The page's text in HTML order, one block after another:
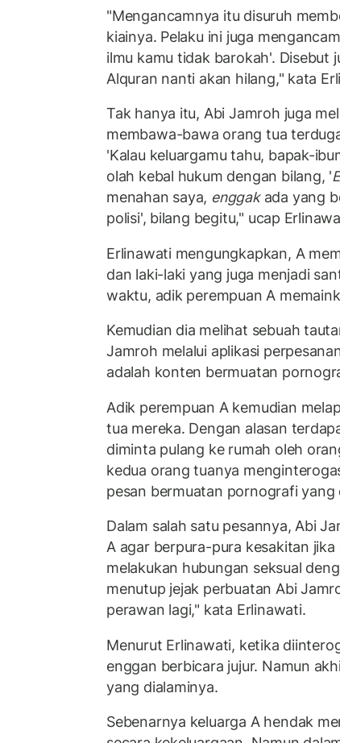
"Mengancamnya itu disuruh
kiainya. Pelaku ini juga
ilmu kamu tidak barokah'. Disebut
Alquran nanti akan hilang," kata
Tak hanya itu, Abi Jamroh juga
membawa-bawa orang tua
'Kalau keluargamu tahu, bapak-
olah kebal hukum dengan bilang, '
menahan saya, enggakada yang
polisi', bilang begitu," ucap
Erlinawati mengungkapkan, A
dan laki-laki yang juga menjadi
waktu, adik perempuan A
Kemudian dia melihat sebuah
Jamroh melalui aplikasi
adalah konten bermuatan
Adik perempuan A kemudian
tua mereka. Dengan alasan
diminta pulang ke rumah oleh
kedua orang tuanya
pesan bermuatan pornografi yang
Dalam salah satu pesannya, Abi
A agar berpura-pura kesakitan
melakukan hubungan seksual
menutup jejak perbuatan Abi
perawan lagi," kata Erlinawati.
Menurut Erlinawati, ketika
enggan berbicara jujur. Namun
yang dialaminya.
Sebenarnya keluarga A hendak